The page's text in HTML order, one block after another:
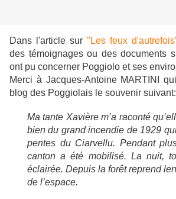
Dans l'article sur "Les feux
des témoignages ou des documents
ont pu concerner Poggiolo et ses
Merci à Jacques-Antoine MARTINI
blog des Poggiolais le souvenir suivant:
Ma tante Xavière m’a raconté
bien du grand incendie de 1929
pentes du Ciarvellu. Pendant
canton a été mobilisé. La nuit,
éclairée. Depuis la forêt reprend
de l’espace.